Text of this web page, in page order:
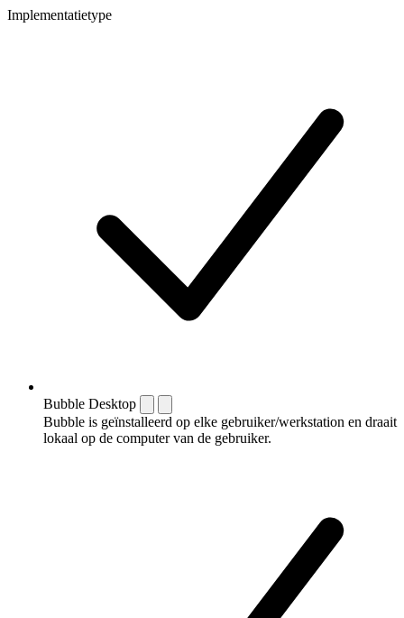
Implementatietype
Bubble Desktop
Bubble is geïnstalleerd op elke gebruiker/werkstation en draait
lokaal op de computer van de gebruiker.